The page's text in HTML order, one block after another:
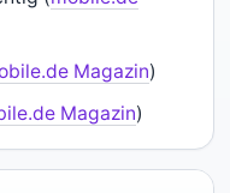
Magazin)
Magazin)